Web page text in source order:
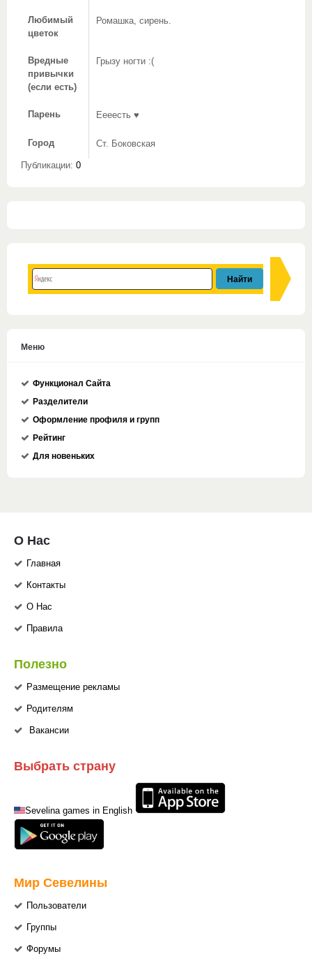
Любимый
цветок
Ромашка, сирень.
Вредные
привычки
(если есть)
Грызу ногти :(
Парень Еееесть ♥
Город Ст. Боковская
Публикации: 0
Меню
Функционал Сайта
Разделители
Оформление профиля и групп
Рейтинг
Для новеньких
О Нас
Главная
Контакты
О Нас
Правила
Полезно
Размещение рекламы
Родителям
Вакансии
Выбрать страну
Sevelina games in English
Мир Севелины
Пользователи
Группы
Форумы